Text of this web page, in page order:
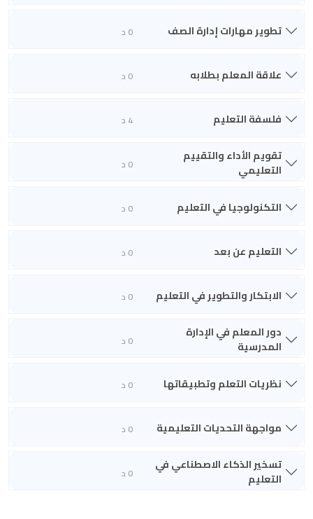
تطوير مهارات إدارة الصف 0 د
علاقة المعلم بطلابه 0 د
فلسفة التعليم 4 د
تقويم الأداء والتقييم
التعليمي
0 د
التكنولوجيا في التعليم 0 د
التعليم عن بعد 0 د
الابتكار والتطوير في التعليم 0 د
دور المعلم في الإدارة
المدرسية
0 د
نظريات التعلم وتطبيقاتها 0 د
مواجهة التحديات التعليمية 0 د
تسخير الذكاء الاصطناعي في
التعليم
0 د